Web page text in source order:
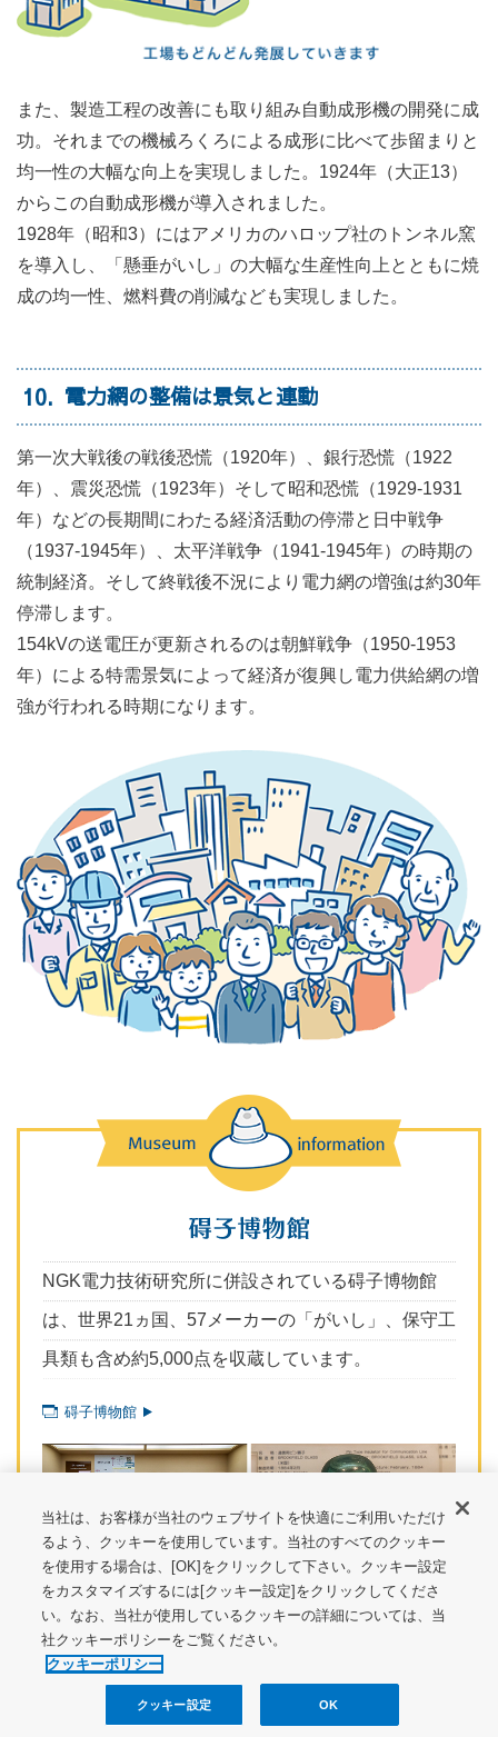
また、製造工程の改善にも取り組み自動成形機の開発に成
功。それまでの機械ろくろによる成形に比べて歩留まりと
均一性の大幅な向上を実現しました。1924年（大正13）
からこの自動成形機が導入されました。
1928年（昭和3）にはアメリカのハロップ社のトンネル窯
を導入し、「懸垂がいし」の大幅な生産性向上とともに焼
成の均一性、燃料費の削減なども実現しました。
10 電力網の整備は景気と連動
第一次大戦後の戦後恐慌（1920年）、銀行恐慌（1922
年）、震災恐慌（1923年）そして昭和恐慌（1929-1931
年）などの長期間にわたる経済活動の停滞と日中戦争
（1937-1945年）、太平洋戦争（1941-1945年）の時期の
統制経済。そして終戦後不況により電力網の増強は約30年
停滞します。
154kVの送電圧が更新されるのは朝鮮戦争（1950-1953
年）による特需景気によって経済が復興し電力供給網の増
強が行われる時期になります。
NGK電力技術研究所に併設されている碍子博物館
は、世界21ヵ国、57メーカーの「がいし」、保守工
具類も含め約5,000点を収蔵しています。
碍子博物館
当社は、お客様が当社のウェブサイトを快適にご利用いただけ
るよう、クッキーを使用しています。当社のすべてのクッキー
を使用する場合は、[OK]をクリックして下さい。クッキー設定
をカスタマイズするには[クッキー設定]をクリックしてくださ
い。なお、当社が使用しているクッキーの詳細については、当
社クッキーポリシーをご覧ください。
クッキーポリシー
クッキー設定 OK